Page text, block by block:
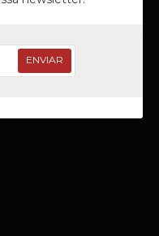
ENVIAR